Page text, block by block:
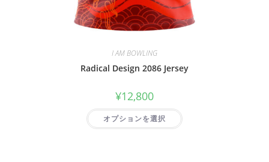
I AM BOWLING
Radical Design 2086 Jersey
¥12,800
オプションを選択